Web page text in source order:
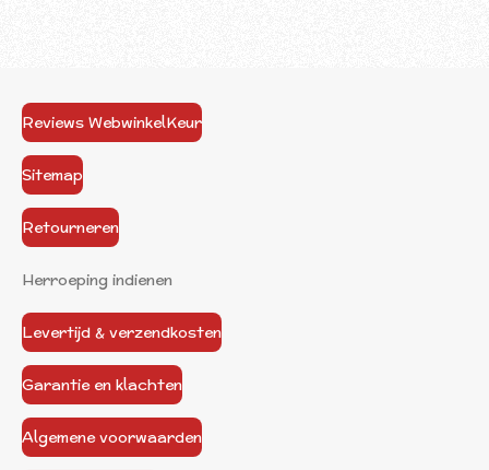
Reviews WebwinkelKeur
Sitemap
Retourneren
Herroeping indienen
Levertijd & verzendkosten
Garantie en klachten
Algemene voorwaarden